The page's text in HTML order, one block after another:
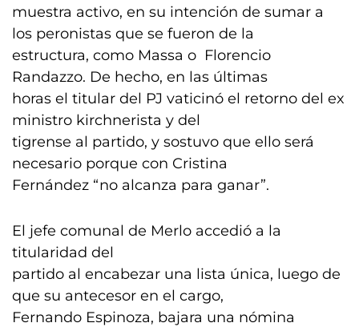
muestra activo, en su intención de sumar a
los peronistas que se fueron de la
estructura, como Massa o Florencio
Randazzo. De hecho, en las últimas
horas el titular del PJ vaticinó el retorno del ex
ministro kirchnerista y del
tigrense al partido, y sostuvo que ello será
necesario porque con Cristina
Fernández “no alcanza para ganar”.
El jefe comunal de Merlo accedió a la
titularidad del
partido al encabezar una lista única, luego de
que su antecesor en el cargo,
Fernando Espinoza, bajara una nómina